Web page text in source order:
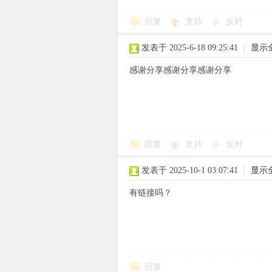
回复 支持 反对
发表于 2025-6-18 09:25:41 显示
感谢分享感谢分享感谢分享
回复 支持 反对
发表于 2025-10-1 03:07:41 显示
有链接吗？
回复